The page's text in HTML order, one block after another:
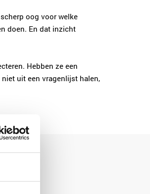
oog voor welke
doen. En dat inzicht
Hebben ze een
uit een vragenlijst halen,
wordt